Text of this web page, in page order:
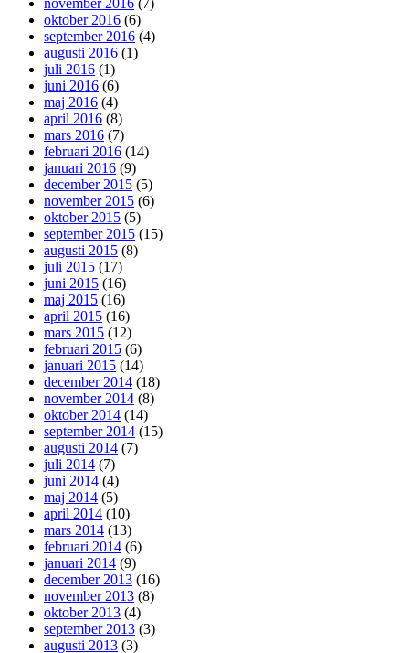
november 2016 (7)
oktober 2016 (6)
september 2016 (4)
augusti 2016 (1)
juli 2016 (1)
juni 2016 (6)
maj 2016 (4)
april 2016 (8)
mars 2016 (7)
februari 2016 (14)
januari 2016 (9)
december 2015 (5)
november 2015 (6)
oktober 2015 (5)
september 2015 (15)
augusti 2015 (8)
juli 2015 (17)
juni 2015 (16)
maj 2015 (16)
april 2015 (16)
mars 2015 (12)
februari 2015 (6)
januari 2015 (14)
december 2014 (18)
november 2014 (8)
oktober 2014 (14)
september 2014 (15)
augusti 2014 (7)
juli 2014 (7)
juni 2014 (4)
maj 2014 (5)
april 2014 (10)
mars 2014 (13)
februari 2014 (6)
januari 2014 (9)
december 2013 (16)
november 2013 (8)
oktober 2013 (4)
september 2013 (3)
augusti 2013 (3)